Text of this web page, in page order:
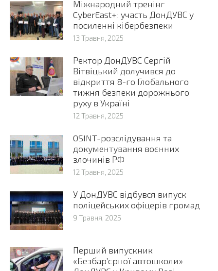
Міжнародний тренінг
CyberEast+: участь ДонДУВС у
посиленні кібербезпеки
13 Травня, 2025
Ректор ДонДУВС Сергій
Вітвіцький долучився до
відкриття 8-го Глобального
тижня безпеки дорожнього
руху в Україні
12 Травня, 2025
OSINT-розслідування та
документування воєнних
злочинів РФ
12 Травня, 2025
У ДонДУВС відбувся випуск
поліцейських офіцерів громад
9 Травня, 2025
Перший випускник
«Безбар’єрної автошколи»